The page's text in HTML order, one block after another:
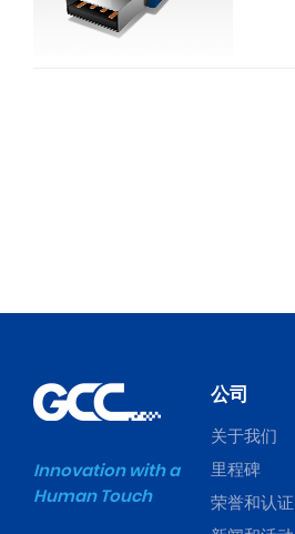
Innovation with a
Human Touch
公司
关于我们
里程碑
荣誉和认证